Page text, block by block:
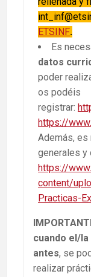
ETSINF.
Es
datos
poder
os podéis
registrar:
https://
Además,
generales y
https://
content/
Practicas-
cuando el/
antes, se
realizar